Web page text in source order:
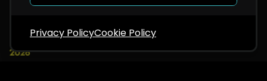
Privacy PolicyCookie Policy